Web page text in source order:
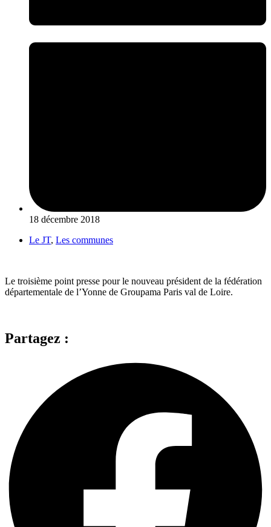
18 décembre 2018
Le JT, Les communes
Le troisième point presse pour le nouveau président de la fédération
départementale de l’Yonne de Groupama Paris val de Loire.
Partagez :